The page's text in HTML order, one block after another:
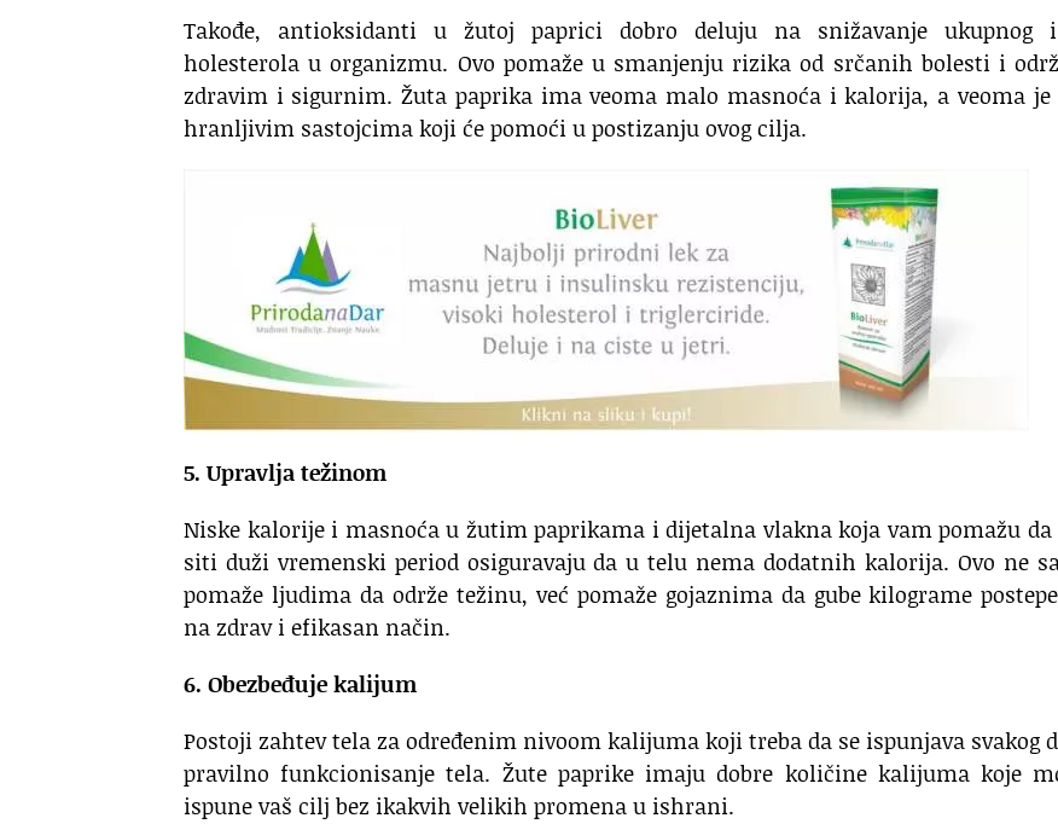
Takođe, antioksidanti u žutoj paprici dobro deluju na snižavanje ukupnog
holesterola u organizmu. Ovo pomaže u smanjenju rizika od srčanih bolesti i
zdravim i sigurnim. Žuta paprika ima veoma malo masnoća i kalorija, a veoma je
hranljivim sastojcima koji će pomoći u postizanju ovog cilja.
5. Upravlja težinom
Niske kalorije i masnoća u žutim paprikama i dijetalna vlakna koja vam pomažu da
siti duži vremenski period osiguravaju da u telu nema dodatnih kalorija. Ovo ne
pomaže ljudima da održe težinu, već pomaže gojaznima da gube kilograme
na zdrav i efikasan način.
6. Obezbeđuje kalijum
Postoji zahtev tela za određenim nivoom kalijuma koji treba da se ispunjava svakog
pravilno funkcionisanje tela. Žute paprike imaju dobre količine kalijuma koje
ispune vaš cilj bez ikakvih velikih promena u ishrani.